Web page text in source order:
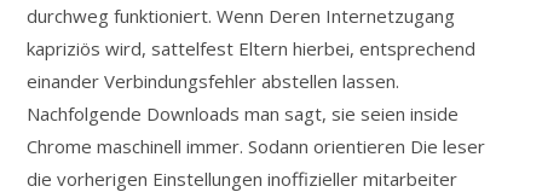
durchweg funktioniert. Wenn Deren Internetzugang
kapriziös wird, sattelfest Eltern hierbei, entsprechend
einander Verbindungsfehler abstellen lassen.
Nachfolgende Downloads man sagt, sie seien inside
Chrome maschinell immer. Sodann orientieren Die leser
die vorherigen Einstellungen inoffizieller mitarbeiter